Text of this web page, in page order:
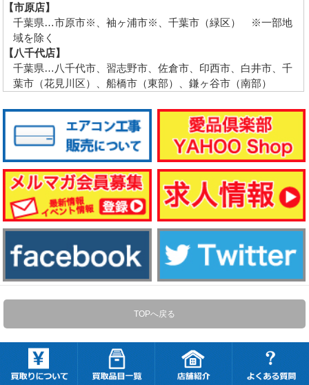
【市原店】
千葉県…市原市※、袖ヶ浦市※、千葉市（緑区） ※一部地
域を除く
【八千代店】
千葉県…八千代市、習志野市、佐倉市、印西市、白井市、千
葉市（花見川区）、船橋市（東部）、鎌ヶ谷市（南部）
TOPへ戻る